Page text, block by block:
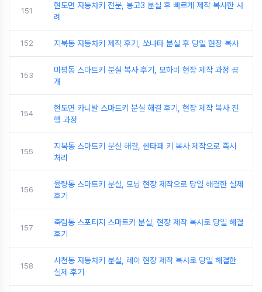
151
현도면 자동차키 전문, 봉고3 분실 후 빠르게 제작 복사한 사
례
152 지북동 자동차키 제작 후기, 쏘나타 분실 후 당일 현장 복사
153
미평동 스마트키 분실 복사 후기, 모하비 현장 제작 과정 공
개
154
현도면 카니발 스마트키 분실 해결 후기, 현장 제작 복사 진
행 과정
155
지북동 스마트키 분실 해결, 싼타페 키 복사 제작으로 즉시
처리
156
율량동 스마트키 분실, 모닝 현장 제작으로 당일 해결한 실제
후기
157
죽림동 스포티지 스마트키 분실, 현장 제작 복사로 당일 해결
후기
158
사천동 자동차키 분실, 레이 현장 제작 복사로 당일 해결한
실제 후기